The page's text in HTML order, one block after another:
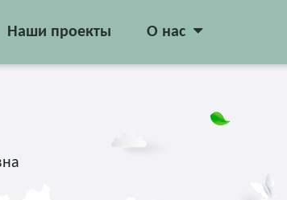
Наши проекты О нас